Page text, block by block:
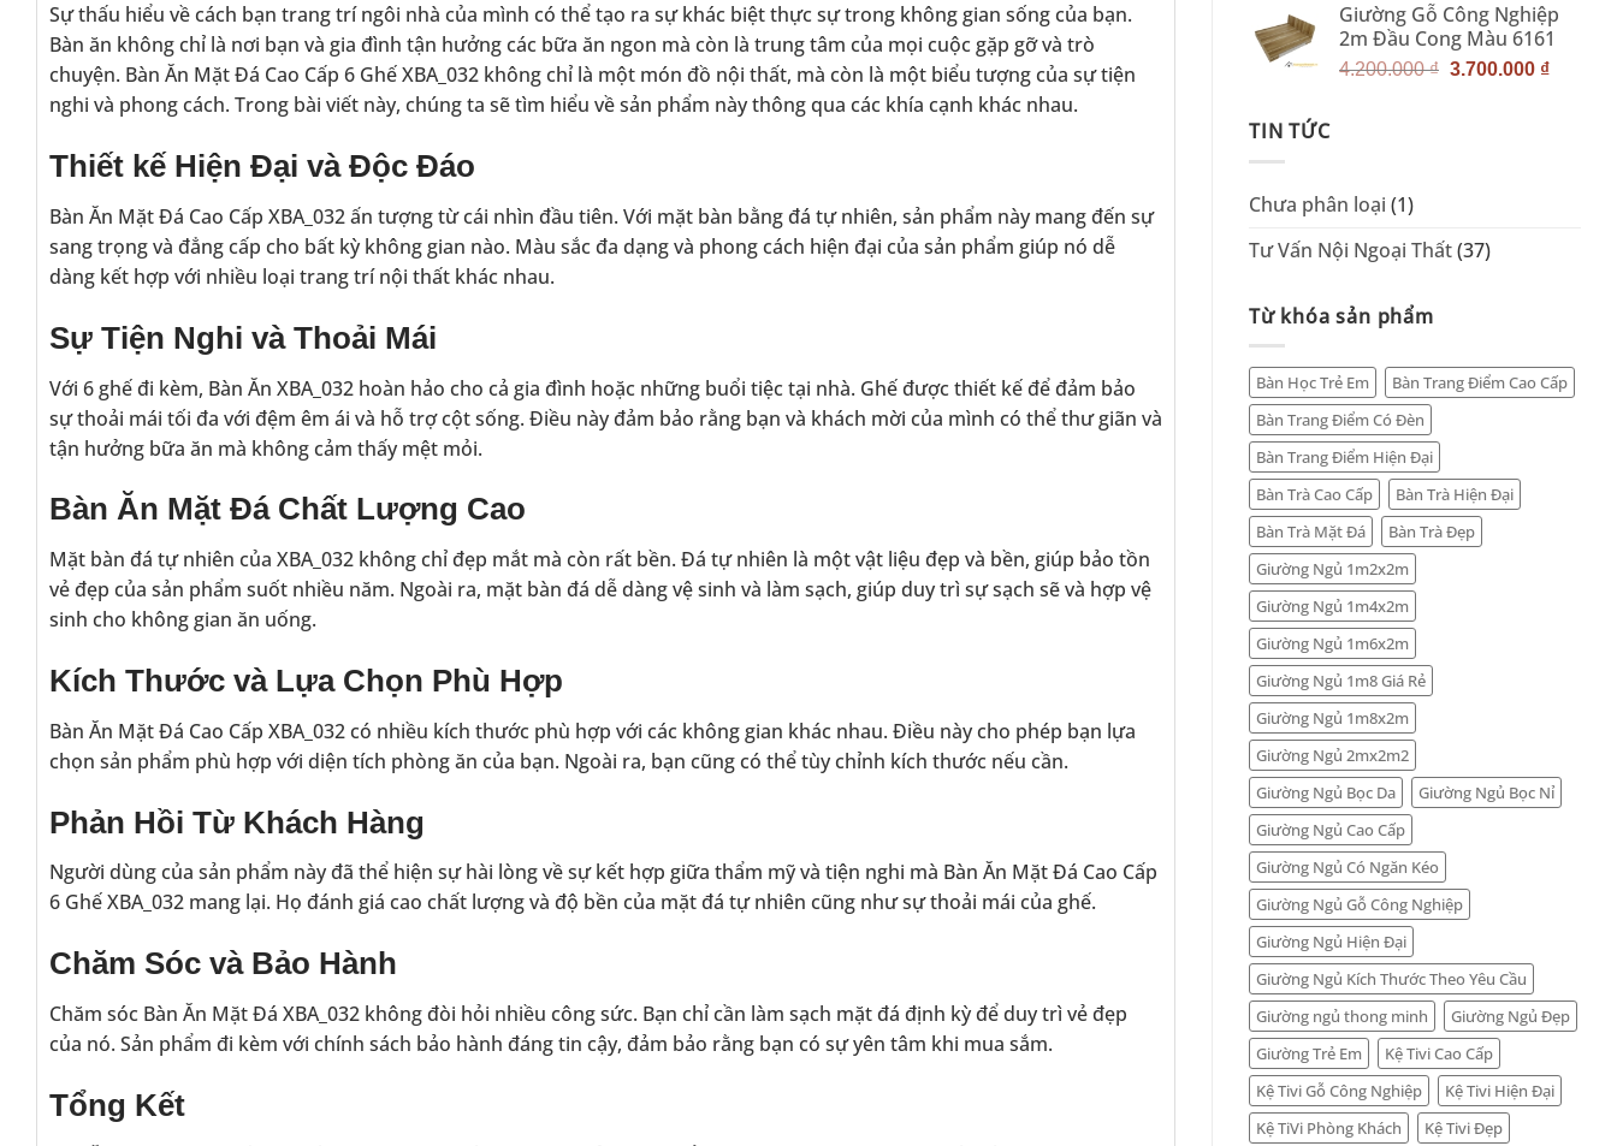
là:
2.900.000 ₫.
tại
là:
Giường Gỗ Công Nghiệp
2m Đầu Cong Màu 6161
4.200.000₫ Giá
3.700.000 ₫Giá
TIN TỨC
Chưa phân loại (1)
Tư Vấn Nội Ngoại Thất(37)
Từ khóa sản phẩm
Bàn Học Trẻ Em
Bàn Trang Điểm Cao Cấp
Bàn Trang Điểm Có Đèn
Bàn Trang Điểm Hiện Đại
Bàn Trà Cao Cấp
Bàn Trà Hiện Đại
Bàn Trà Mặt Đá
Bàn Trà Đẹp
Giường Ngủ 1m2x2m
Giường Ngủ 1m4x2m
Giường Ngủ 1m6x2m
Giường Ngủ 1m8 Giá Rẻ
Giường Ngủ 1m8x2m
Giường Ngủ 2mx2m2
Giường Ngủ Bọc Da
Giường Ngủ Bọc Nỉ
Giường Ngủ Cao Cấp
Giường Ngủ Có Ngăn Kéo
Giường Ngủ Gỗ Công Nghiệp
Giường Ngủ Hiện Đại
Giường Ngủ Kích Thước Theo Yêu Cầu
Giường ngủ thong minh
Giường Ngủ Đẹp
Giường Trẻ Em
Kệ Tivi Cao Cấp
Kệ Tivi Gỗ Công Nghiệp
Kệ Tivi Hiện Đại
Kệ TiVi Phòng Khách
Kệ Tivi Đẹp
Sự thấu hiểu về cách bạn trang trí ngôi nhà của mình có thể tạo ra sự khác biệt thực sự trong không gian sống của bạn.
Bàn ăn không chỉ là nơi bạn và gia đình tận hưởng các bữa ăn ngon mà còn là trung tâm của mọi cuộc gặp gỡ và trò
chuyện. Bàn Ăn Mặt Đá Cao Cấp 6 Ghế XBA_032 không chỉ là một món đồ nội thất, mà còn là một biểu tượng của sự tiện
nghi và phong cách. Trong bài viết này, chúng ta sẽ tìm hiểu về sản phẩm này thông qua các khía cạnh khác nhau.
Thiết kế Hiện Đại và Độc Đáo
Bàn Ăn Mặt Đá Cao Cấp XBA_032 ấn tượng từ cái nhìn đầu tiên. Với mặt bàn bằng đá tự nhiên, sản phẩm này mang đến sự
sang trọng và đẳng cấp cho bất kỳ không gian nào. Màu sắc đa dạng và phong cách hiện đại của sản phẩm giúp nó dễ
dàng kết hợp với nhiều loại trang trí nội thất khác nhau.
Sự Tiện Nghi và Thoải Mái
Với 6 ghế đi kèm, Bàn Ăn XBA_032 hoàn hảo cho cả gia đình hoặc những buổi tiệc tại nhà. Ghế được thiết kế để đảm bảo
sự thoải mái tối đa với đệm êm ái và hỗ trợ cột sống. Điều này đảm bảo rằng bạn và khách mời của mình có thể thư giãn và
tận hưởng bữa ăn mà không cảm thấy mệt mỏi.
Bàn Ăn Mặt Đá Chất Lượng Cao
Mặt bàn đá tự nhiên của XBA_032 không chỉ đẹp mắt mà còn rất bền. Đá tự nhiên là một vật liệu đẹp và bền, giúp bảo tồn
vẻ đẹp của sản phẩm suốt nhiều năm. Ngoài ra, mặt bàn đá dễ dàng vệ sinh và làm sạch, giúp duy trì sự sạch sẽ và hợp vệ
sinh cho không gian ăn uống.
Kích Thước và Lựa Chọn Phù Hợp
Bàn Ăn Mặt Đá Cao Cấp XBA_032 có nhiều kích thước phù hợp với các không gian khác nhau. Điều này cho phép bạn lựa
chọn sản phẩm phù hợp với diện tích phòng ăn của bạn. Ngoài ra, bạn cũng có thể tùy chỉnh kích thước nếu cần.
Phản Hồi Từ Khách Hàng
Người dùng của sản phẩm này đã thể hiện sự hài lòng về sự kết hợp giữa thẩm mỹ và tiện nghi mà Bàn Ăn Mặt Đá Cao Cấp
6 Ghế XBA_032 mang lại. Họ đánh giá cao chất lượng và độ bền của mặt đá tự nhiên cũng như sự thoải mái của ghế.
Chăm Sóc và Bảo Hành
Chăm sóc Bàn Ăn Mặt Đá XBA_032 không đòi hỏi nhiều công sức. Bạn chỉ cần làm sạch mặt đá định kỳ để duy trì vẻ đẹp
của nó. Sản phẩm đi kèm với chính sách bảo hành đáng tin cậy, đảm bảo rằng bạn có sự yên tâm khi mua sắm.
Tổng Kết